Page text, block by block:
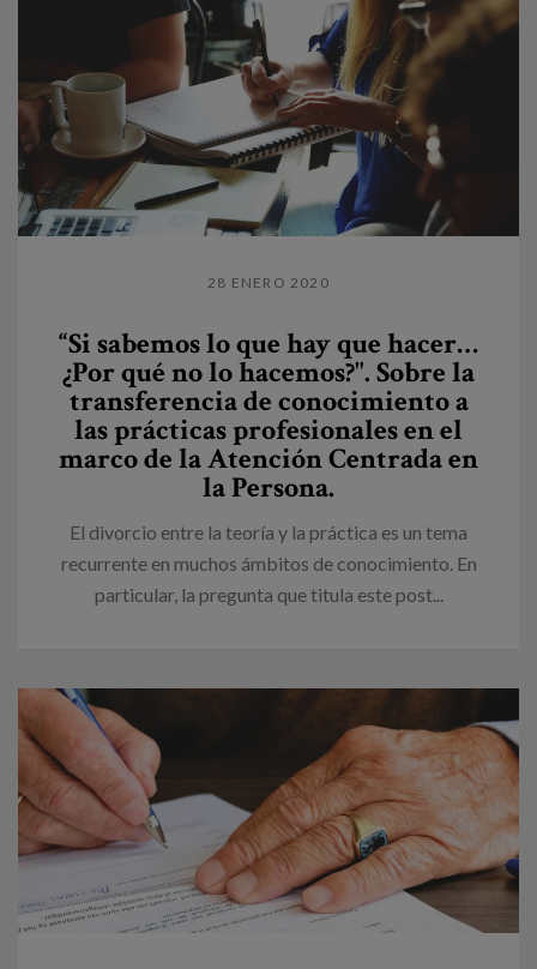
28 ENERO 2020
“Si sabemos lo que hay que hacer…
¿Por qué no lo hacemos?". Sobre la
transferencia de conocimiento a
las prácticas profesionales en el
marco de la Atención Centrada en
la Persona.
El divorcio entre la teoría y la práctica es un tema
recurrente en muchos ámbitos de conocimiento. En
particular, la pregunta que titula este post...